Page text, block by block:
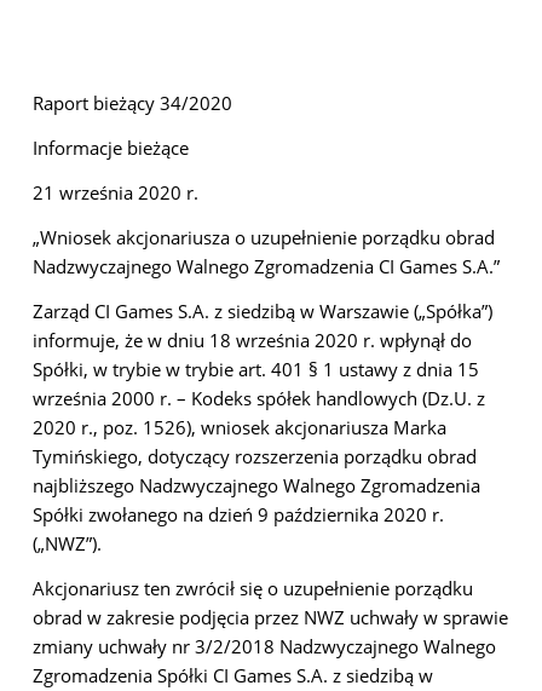
Raport bieżący 34/2020
Informacje bieżące
21 września 2020 r.
„Wniosek akcjonariusza o uzupełnienie porządku obrad
Nadzwyczajnego Walnego Zgromadzenia CI Games S.A.”
Zarząd CI Games S.A. z siedzibą w Warszawie („Spółka”)
informuje, że w dniu 18 września 2020 r. wpłynął do
Spółki, w trybie w trybie art. 401 § 1 ustawy z dnia 15
września 2000 r. – Kodeks spółek handlowych (Dz.U. z
2020 r., poz. 1526), wniosek akcjonariusza Marka
Tymińskiego, dotyczący rozszerzenia porządku obrad
najbliższego Nadzwyczajnego Walnego Zgromadzenia
Spółki zwołanego na dzień 9 października 2020 r.
(„NWZ”).
Akcjonariusz ten zwrócił się o uzupełnienie porządku
obrad w zakresie podjęcia przez NWZ uchwały w sprawie
zmiany uchwały nr 3/2/2018 Nadzwyczajnego Walnego
Zgromadzenia Spółki CI Games S.A. z siedzibą w